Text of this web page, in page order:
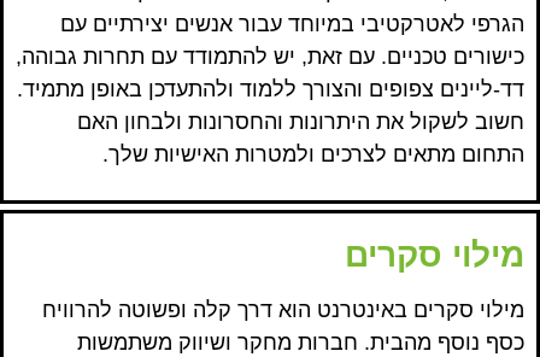
הגרפי לאטרקטיבי במיוחד עבור אנשים יצירתיים עם
כישורים טכניים. עם זאת, יש להתמודד עם תחרות גבוהה,
דד-ליינים צפופים והצורך ללמוד ולהתעדכן באופן מתמיד.
חשוב לשקול את היתרונות והחסרונות ולבחון האם
התחום מתאים לצרכים ולמטרות האישיות שלך.
מילוי סקרים
מילוי סקרים באינטרנט הוא דרך קלה ופשוטה להרוויח
כסף נוסף מהבית. חברות מחקר ושיווק משתמשות